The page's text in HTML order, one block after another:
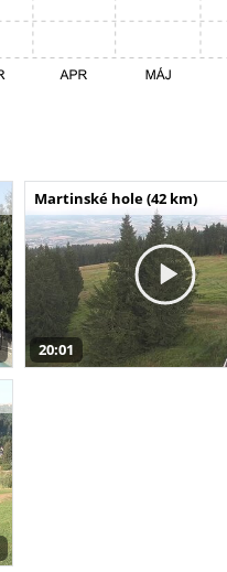
Martinské hole (42 km)
20:01